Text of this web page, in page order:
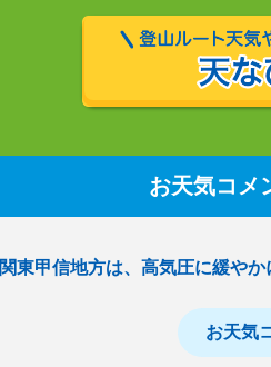
お天気コメ
関東甲信地方は、高気圧に緩や
お天気